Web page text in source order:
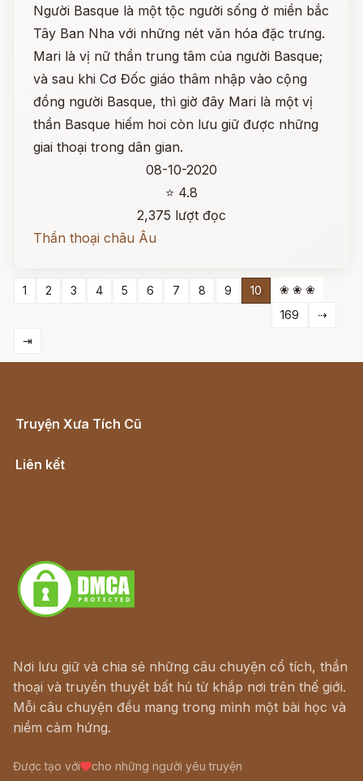
Người Basque là một tộc người sống ở miền bắc
Tây Ban Nha với những nét văn hóa đặc trưng.
Mari là vị nữ thần trung tâm của người Basque;
và sau khi Cơ Đốc giáo thâm nhập vào cộng
đồng người Basque, thì giờ đây Mari là một vị
thần Basque hiếm hoi còn lưu giữ được những
giai thoại trong dân gian.
08-10-2020
⭐ 4.8
2,375 lượt đọc
Thần thoại châu Âu
1 2 3 4 5 6 7 8 9 10
❀ ❀ ❀
169
⇢
⇥
Truyện Xưa Tích Cũ
Liên kết
Nơi lưu giữ và chia sẻ những câu chuyện cổ tích, thần
thoại và truyền thuyết bất hủ từ khắp nơi trên thế giới.
Mỗi câu chuyện đều mang trong mình một bài học và
niềm cảm hứng.
Được tạo với cho những người yêu truyện